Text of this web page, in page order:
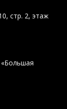
стр. 2, этаж